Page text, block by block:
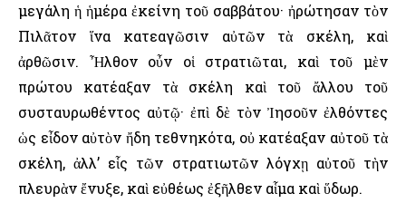
μεγάλη ἡ ἡμέρα ἐκείνη τοῦ σαββάτου· ἠρώτησαν τὸν
Πιλᾶτον ἵνα κατεαγῶσιν αὐτῶν τὰ σκέλη, καὶ
ἀρθῶσιν. Ἦλθον οὖν οἱ στρατιῶται, καὶ τοῦ μὲν
πρώτου κατέαξαν τὰ σκέλη καὶ τοῦ ἄλλου τοῦ
συσταυρωθέντος αὐτῷ· ἐπὶ δὲ τὸν Ἰησοῦν ἐλθόντες
ὡς εἶδον αὐτὸν ἤδη τεθνηκότα, οὐ κατέαξαν αὐτοῦ τὰ
σκέλη, ἀλλ’ εἷς τῶν στρατιωτῶν λόγχῃ αὐτοῦ τὴν
πλευρὰν ἔνυξε, καὶ εὐθέως ἐξῆλθεν αἷμα καὶ ὕδωρ.